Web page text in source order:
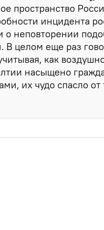
пространство
инцидента
о неповторении
В целом еще раз
как
насыщено
их чудо спасло